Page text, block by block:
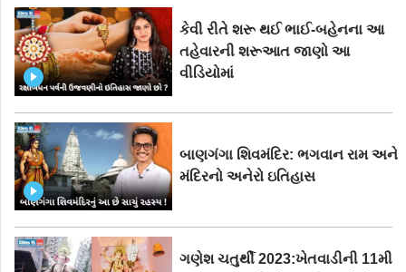
કેવી રીતે શરૂ થઈ ભાઈ-બહેનના આ
તહેવારની શરૂઆત જાણો આ
વીડિયોમાં
બાણગંગા શિવમંદિર: ભગવાન રામ અને
મંદિરનો અનેરો ઇતિહાસ
ગણેશ ચતુર્થી 2023:ખેતવાડીની 11મી